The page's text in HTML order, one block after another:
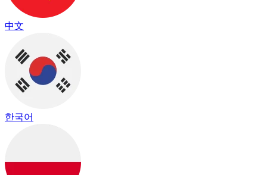
中文
한국어